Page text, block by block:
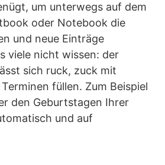
um unterwegs auf dem
oder Notebook die
und neue Einträge
viele nicht wissen: der
sich ruck, zuck mit
füllen. Zum Beispiel
den Geburtstagen Ihrer
und auf